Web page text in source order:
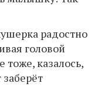
радостно
головой
тоже, казалось,